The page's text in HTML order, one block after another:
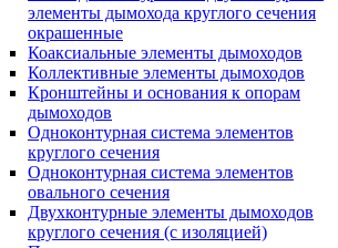
элементы дымохода круглого сечения
окрашенные
Коаксиальные элементы дымоходов
Коллективные элементы дымоходов
Кронштейны и основания к опорам
дымоходов
Одноконтурная система элементов
круглого сечения
Одноконтурная система элементов
овального сечения
Двухконтурные элементы дымоходов
круглого сечения (с изоляцией)